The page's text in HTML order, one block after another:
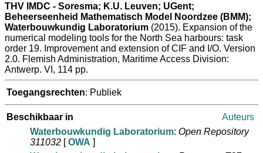
THV IMDC - Soresma; K.U. Leuven; UGent;
Beheerseenheid Mathematisch Model Noordzee (BMM);
Waterbouwkundig Laboratorium (2015). Expansion of the
numerical modeling tools for the North Sea harbours: task
order 19. Improvement and extension of CIF and I/O. Version
2.0. Flemish Administration, Maritime Access Division:
Antwerp. VI, 114 pp.
Toegangsrechten: Publiek
Beschikbaar in
Auteurs
Waterbouwkundig Laboratorium: Open Repository
311032 [OWA ]